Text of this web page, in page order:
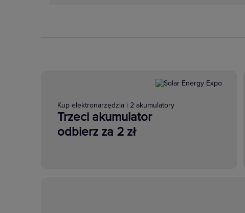
Kup elektronarzędzia i 2 akumulatory
Trzeci akumulator
odbierz za 2 zł